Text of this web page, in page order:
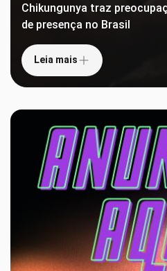
Chikungunya traz
de presença no Brasil
Leia mais